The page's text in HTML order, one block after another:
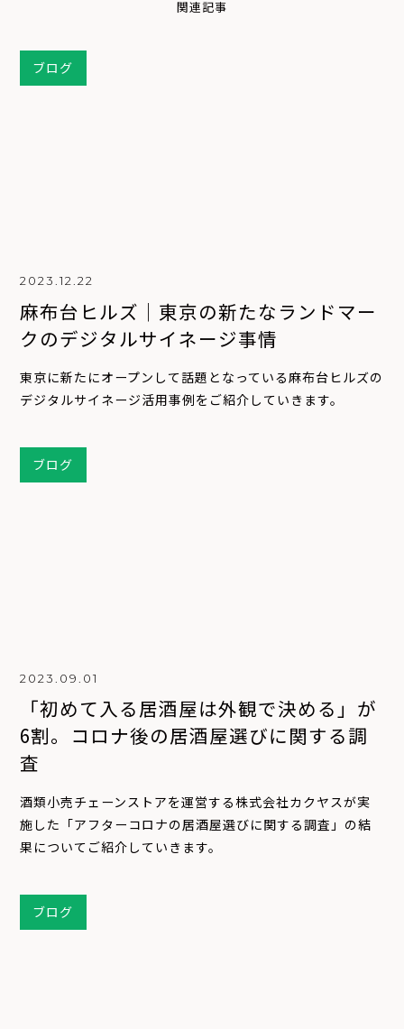
関 連記事
ブログ
2023.12.22
麻布台ヒルズ｜東京の新たなランドマー
クのデジタルサイネージ事情
東京に新たにオープンして話題となっている麻布台ヒルズの
デジタルサイネージ活用事例をご紹介していきます。
ブログ
2023.09.01
「初めて入る居酒屋は外観で決める」が
6割。コロナ後の居酒屋選びに関する調
査
酒類小売チェーンストアを運営する株式会社カクヤスが実
施した「アフターコロナの居酒屋選びに関する調査」の結
果についてご紹介していきます。
ブログ